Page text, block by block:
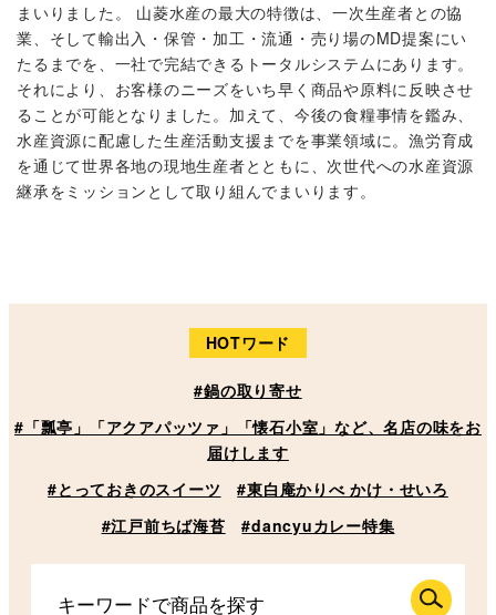
まいりました。 山菱水産の最大の特徴は、一次生産者との協
業、そして輸出入・保管・加工・流通・売り場のMD提案にい
たるまでを、一社で完結できるトータルシステムにあります。
それにより、お客様のニーズをいち早く商品や原料に反映させ
ることが可能となりました。加えて、今後の食糧事情を鑑み、
水産資源に配慮した生産活動支援までを事業領域に。漁労育成
を通じて世界各地の現地生産者とともに、次世代への水産資源
継承をミッションとして取り組んでまいります。
HOTワード
#鍋の取り寄せ
#「瓢亭」「アクアパッツァ」「懐石小室」など、名店の味をお
届けします
#とっておきのスイーツ
#東白庵かりべ かけ・せいろ
#江戸前ちば海苔
#dancyuカレー特集